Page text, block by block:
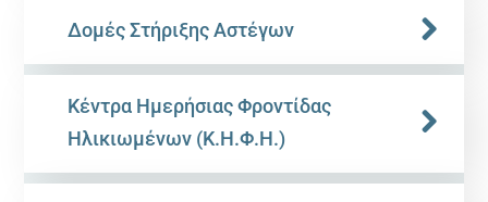
Δομές Στήριξης Αστέγων
Κέντρα Ημερήσιας Φροντίδας
Ηλικιωμένων (Κ.Η.Φ.Η.)